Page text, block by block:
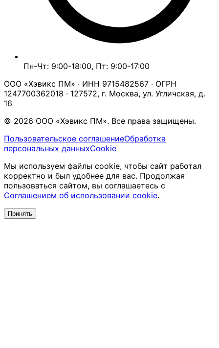
Пн-Чт: 9:00-18:00, Пт: 9:00-17:00
ООО «Хэвикс ПМ» · ИНН 9715482567 · ОГРН
1247700362018 · 127572, г. Москва, ул. Угличская, д.
16
© 2026 ООО «Хэвикс ПМ». Все права защищены.
Пользовательское соглашениеОбработка
персональных данныхCookie
Мы используем файлы cookie, чтобы сайт работал
корректно и был удобнее для вас. Продолжая
пользоваться сайтом, вы соглашаетесь с
Соглашением об использовании cookie.
Принять